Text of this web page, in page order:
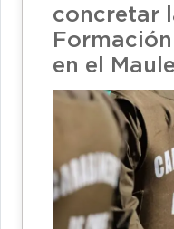
concretar
en el Maule